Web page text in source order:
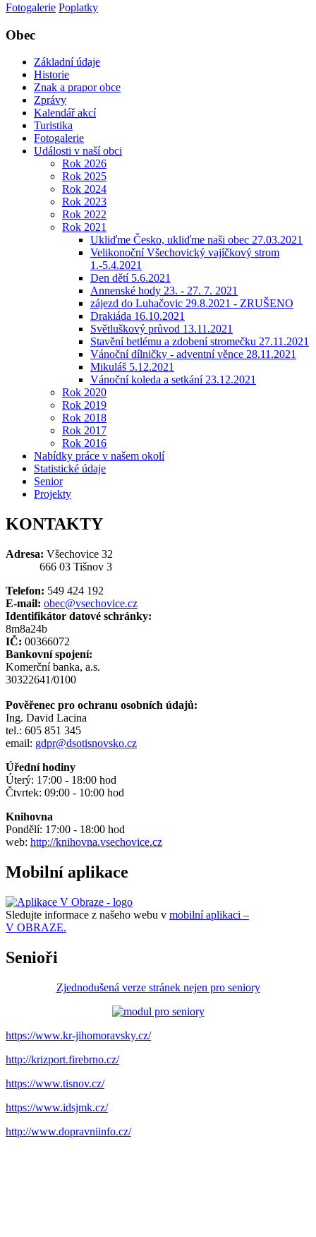
Fotogalerie Poplatky
Obec
Základní údaje
Historie
Znak a prapor obce
Zprávy
Kalendář akcí
Turistika
Fotogalerie
Události v naší obci
Rok 2026
Rok 2025
Rok 2024
Rok 2023
Rok 2022
Rok 2021
Ukliďme Česko, ukliďme naši obec 27.03.2021
Velikonoční Všechovický vajíčkový strom
1.-5.4.2021
Den dětí 5.6.2021
Annenské hody 23. - 27. 7. 2021
zájezd do Luhačovic 29.8.2021 - ZRUŠENO
Drakiáda 16.10.2021
Světluškový průvod 13.11.2021
Stavění betlému a zdobení stromečku 27.11.2021
Vánoční dílničky - adventní věnce 28.11.2021
Mikuláš 5.12.2021
Vánoční koleda a setkání 23.12.2021
Rok 2020
Rok 2019
Rok 2018
Rok 2017
Rok 2016
Nabídky práce v našem okolí
Statistické údaje
Senior
Projekty
KONTAKTY
Adresa: Všechovice 32
666 03 Tišnov 3
Telefon: 549 424 192
E-mail: obec@vsechovice.cz
Identifikátor datové schránky:
8m8a24b
IČ: 00366072
Bankovní spojení:
Komerční banka, a.s.
30322641/0100
Pověřenec pro ochranu osobních údajů:
Ing. David Lacina
tel.: 605 851 345
email: gdpr@dsotisnovsko.cz
Úřední hodiny
Úterý: 17:00 - 18:00 hod
Čtvrtek: 09:00 - 10:00 hod
Knihovna
Pondělí: 17:00 - 18:00 hod
web: http://knihovna.vsechovice.cz
Mobilní aplikace
Sledujte informace z našeho webu v mobilní aplikaci –
V OBRAZE.
Senioři
Zjednodušená verze stránek nejen pro seniory
https://www.kr-jihomoravsky.cz/
http://krizport.firebrno.cz/
https://www.tisnov.cz/
https://www.idsjmk.cz/
http://www.dopravniinfo.cz/